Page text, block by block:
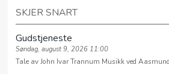
SKJER SNART
Gudstjeneste
Søndag, august 9, 2026 11:00
Tale av John Ivar Trannum Musikk ved